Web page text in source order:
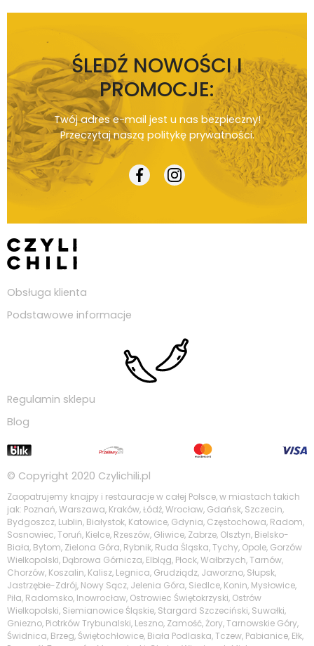
ŚLEDŹ NOWOŚCI I
PROMOCJE:
Twój adres e-mail jest u nas bezpieczny!
Przeczytaj naszą politykę prywatności.
Obsługa klienta
Podstawowe informacje
Regulamin sklepu
Blog
© Copyright 2020 Czylichili.pl
Zaopatrujemy knajpy i restauracje w całej Polsce, w miastach takich
jak: Poznań, Warszawa, Kraków, Łódź, Wrocław, Gdańsk, Szczecin,
Bydgoszcz, Lublin, Białystok, Katowice, Gdynia, Częstochowa, Radom,
Sosnowiec, Toruń, Kielce, Rzeszów, Gliwice, Zabrze, Olsztyn, Bielsko-
Biała, Bytom, Zielona Góra, Rybnik, Ruda Śląska, Tychy, Opole, Gorzów
Wielkopolski, Dąbrowa Górnicza, Elbląg, Płock, Wałbrzych, Tarnów,
Chorzów, Koszalin, Kalisz, Legnica, Grudziądz, Jaworzno, Słupsk,
Jastrzębie-Zdrój, Nowy Sącz, Jelenia Góra, Siedlce, Konin, Mysłowice,
Piła, Radomsko, Inowrocław, Ostrowiec Świętokrzyski, Ostrów
Wielkopolski, Siemianowice Śląskie, Stargard Szczeciński, Suwałki,
Gniezno, Piotrków Trybunalski, Leszno, Zamość, Żory, Tarnowskie Góry,
Świdnica, Brzeg, Świętochłowice, Biała Podlaska, Tczew, Pabianice, Ełk,